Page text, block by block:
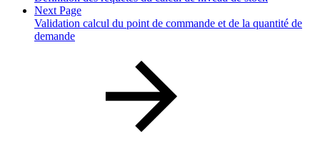
Next Page
Validation calcul du point de commande et de la quantité de
demande